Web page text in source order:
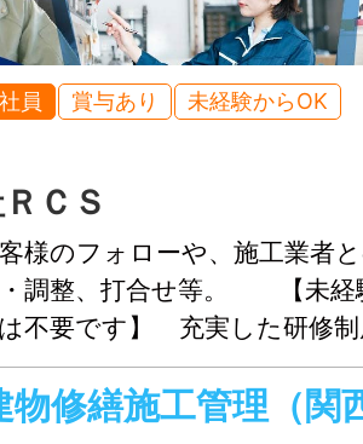
員 賞与あり 未経験からOK
ＣＳ
様のフォローや、施工業者
調整、打合せ等。 【未経
不要です】 充実した研修
の方でもご興味があれば先
範囲：会社の定める業
物修繕施工管理（関